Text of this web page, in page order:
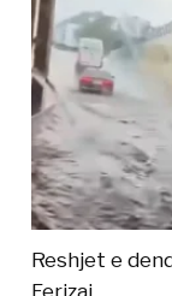
Reshjet e
Ferizaj